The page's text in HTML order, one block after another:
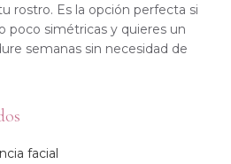
rostro. Es la opción perfecta si
poco simétricas y quieres un
semanas sin necesidad de